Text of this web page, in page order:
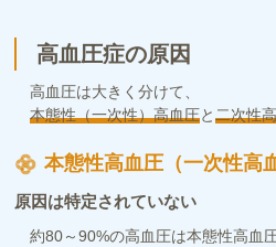
高血圧症の原因
高血圧は大きく分けて、
本態性（一次性）高血圧と二次性
本態性高血圧（一次性高
原因は特定されていない
約80～90%の高血圧は本態性高血